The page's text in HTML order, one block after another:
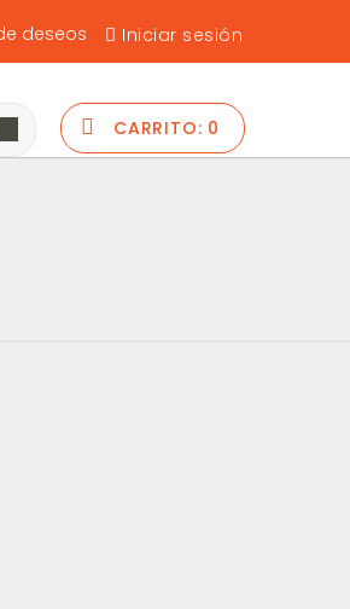
Iniciar sesión
deseos
CARRITO: 0